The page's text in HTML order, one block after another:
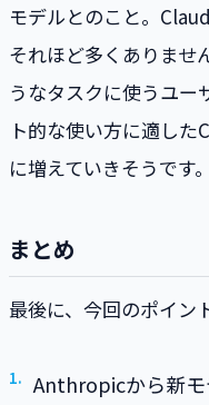
モデルとのこと。
それほど多くありませ
うなタスクに使うユー
ト的な使い方に適し
に増えていきそうです。
まとめ
最後に、今回のポイン
Anthropicから新